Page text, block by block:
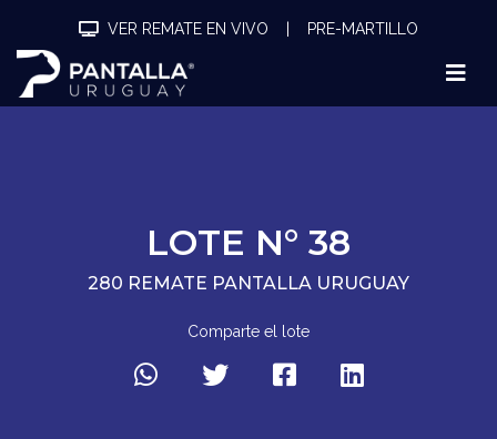
VER REMATE EN VIVO PRE-MARTILLO
LOTE N° 38
280 REMATE PANTALLA URUGUAY
Comparte el lote